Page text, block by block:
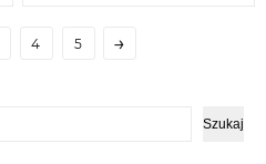
Szukaj
4 5 →